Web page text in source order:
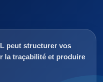
peut structurer vos
la traçabilité et produire